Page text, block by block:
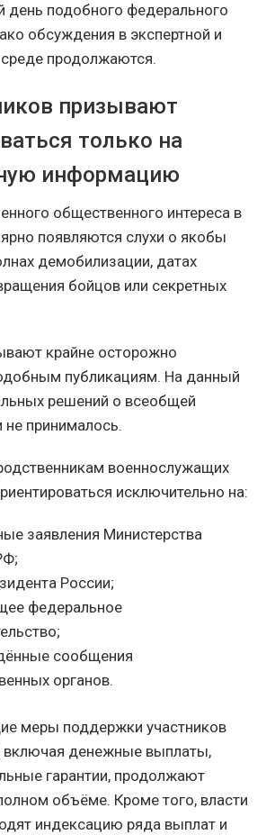
день подобного федерального
обсуждения в экспертной и
продолжаются.
призывают
только на
информацию
общественного интереса в
появляются слухи о якобы
демобилизации, датах
бойцов или секретных
крайне осторожно
публикациям. На данный
решений о всеобщей
принималось.
военнослужащих
исключительно на:
заявления Министерства
России;
федеральное
сообщения
органов.
меры поддержки участников
включая денежные выплаты,
гарантии, продолжают
объёме. Кроме того, власти
индексацию ряда выплат и